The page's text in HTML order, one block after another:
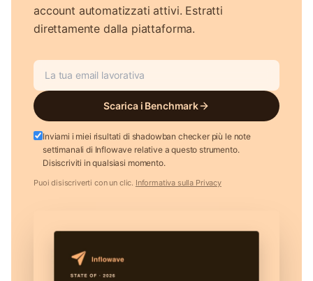
account automatizzati attivi. Estratti
direttamente dalla piattaforma.
Scarica i Benchmark
Inviami i miei risultati di shadowban checker più le note
settimanali di Inflowave relative a questo strumento.
Disiscriviti in qualsiasi momento.
Puoi disiscriverti con un clic. Informativa sulla Privacy